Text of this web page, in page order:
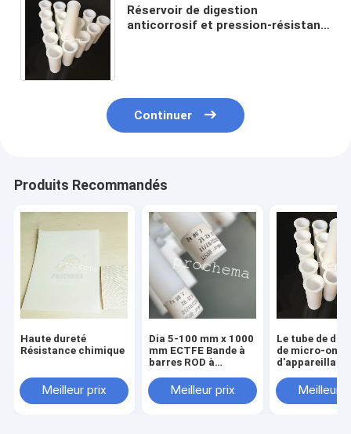
Réservoir de digestion
anticorrosif et pression-résistant
Continuer
Produits Recommandés
Haute dureté
Résistance chimique
Meilleur prix
Dia 5-100 mm x 1000
mm ECTFE Bande à
barres ROD à
anticorrosion
Meilleur prix
Le tube de
de micro-onde
d'appareillage
de tube de
de Ptfe a
Meilleur